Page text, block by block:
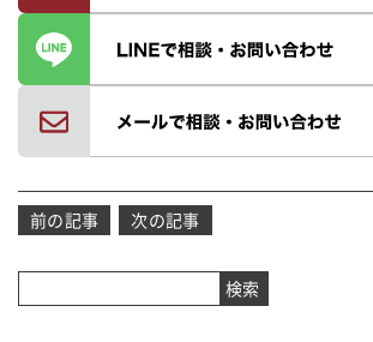
投
ナ
ビ
前の記事 次の記事
検索